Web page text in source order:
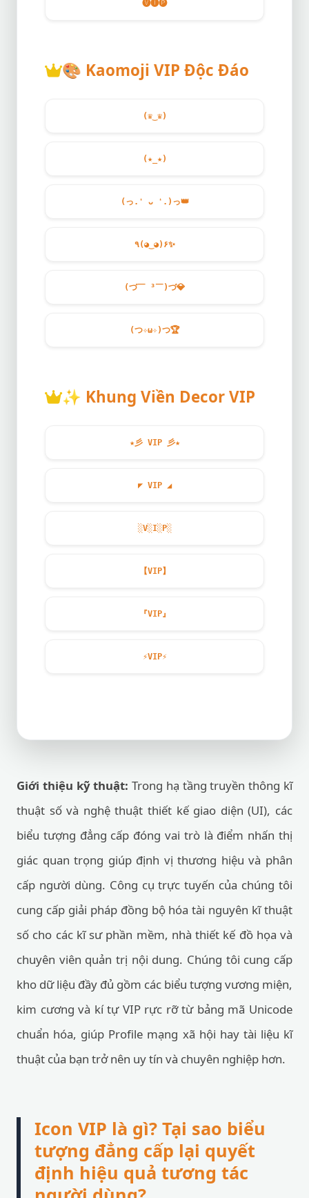
🅥🅘🅟
🎨 Kaomoji VIP Độc Đáo
(♛‿♛)
(★_★)
(っ.❛ ᴗ ❛.)っ👑
٩(◕‿◕)۶✨
(づ￣ ³￣)づ💎
(つ✧ω✧)つ🏆
✨ Khung Viền Decor VIP
★彡 VIP 彡★
◤ VIP ◢
░V░I░P░
【VIP】
『VIP』
⚡VIP⚡
Giới thiệu kỹ thuật: Trong hạ tầng truyền thông kĩ
thuật số và nghệ thuật thiết kế giao diện (UI), các
biểu tượng đẳng cấp đóng vai trò là điểm nhấn thị
giác quan trọng giúp định vị thương hiệu và phân
cấp người dùng. Công cụ trực tuyến của chúng tôi
cung cấp giải pháp đồng bộ hóa tài nguyên kĩ thuật
số cho các kĩ sư phần mềm, nhà thiết kế đồ họa và
chuyên viên quản trị nội dung. Chúng tôi cung cấp
kho dữ liệu đầy đủ gồm các biểu tượng vương miện,
kim cương và kí tự VIP rực rỡ từ bảng mã Unicode
chuẩn hóa, giúp Profile mạng xã hội hay tài liệu kĩ
thuật của bạn trở nên uy tín và chuyên nghiệp hơn.
Icon VIP là gì? Tại sao biểu
tượng đẳng cấp lại quyết
định hiệu quả tương tác